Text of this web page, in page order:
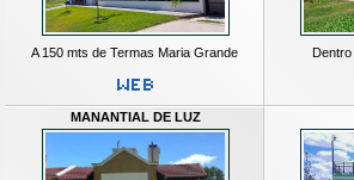
A 150 mts de Termas Maria Grande
MANANTIAL DE LUZ